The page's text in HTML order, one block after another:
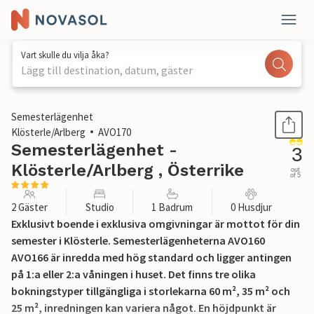
Vart skulle du vilja åka?
Lägg till destination, datum, gäster
1 / 25
Semesterlägenhet
Klösterle/Arlberg
AVO170
Semesterlägenhet -
Klösterle/Arlberg , Österrike
3
out
of 5
2 Gäster Studio 1 Badrum 0 Husdjur
Exklusivt boende i exklusiva omgivningar är mottot för din
semester i Klösterle. Semesterlägenheterna AVO160
AVO166 är inredda med hög standard och ligger antingen
på 1:a eller 2:a våningen i huset. Det finns tre olika
bokningstyper tillgängliga i storlekarna 60 m², 35 m² och
25 m², inredningen kan variera något. En höjdpunkt är